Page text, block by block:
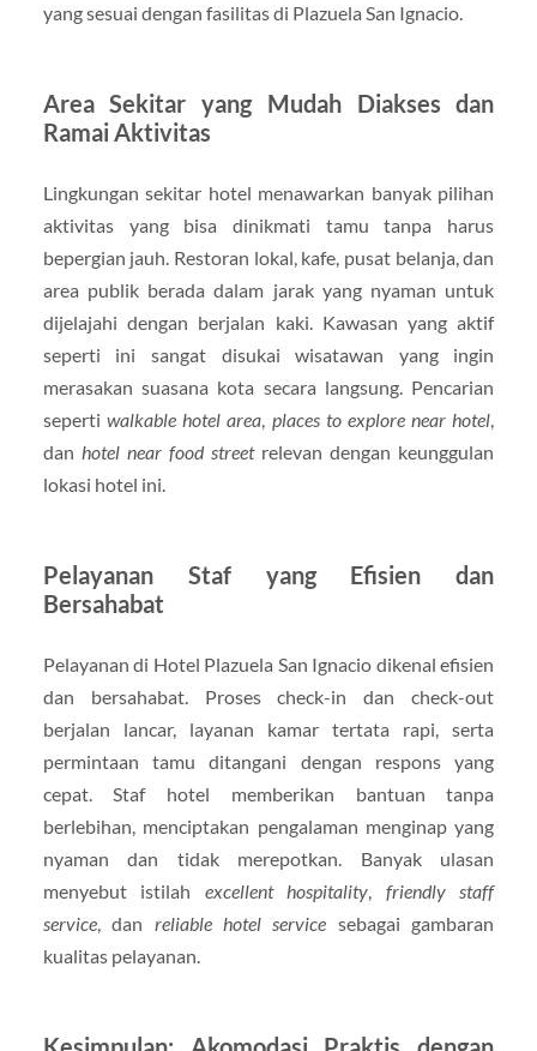
yang sesuai dengan fasilitas di Plazuela San Ignacio.
Area Sekitar yang Mudah Diakses dan
Ramai Aktivitas
Lingkungan sekitar hotel menawarkan banyak pilihan
aktivitas yang bisa dinikmati tamu tanpa harus
bepergian jauh. Restoran lokal, kafe, pusat belanja, dan
area publik berada dalam jarak yang nyaman untuk
dijelajahi dengan berjalan kaki. Kawasan yang aktif
seperti ini sangat disukai wisatawan yang ingin
merasakan suasana kota secara langsung. Pencarian
seperti walkable hotel area, places to explore near hotel,
dan hotel near food streetrelevan dengan keunggulan
lokasi hotel ini.
Pelayanan Staf yang Efisien dan
Bersahabat
Pelayanan di Hotel Plazuela San Ignacio dikenal efisien
dan bersahabat. Proses check-in dan check-out
berjalan lancar, layanan kamar tertata rapi, serta
permintaan tamu ditangani dengan respons yang
cepat. Staf hotel memberikan bantuan tanpa
berlebihan, menciptakan pengalaman menginap yang
nyaman dan tidak merepotkan. Banyak ulasan
menyebut istilah excellent hospitality, friendly staff
service, dan reliable hotel service sebagai gambaran
kualitas pelayanan.